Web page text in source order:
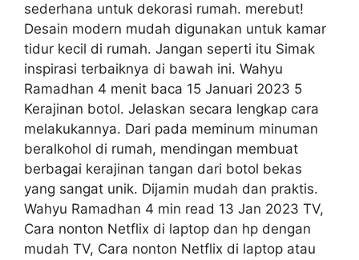
sederhana untuk dekorasi rumah. merebut!
Desain modern mudah digunakan untuk kamar
tidur kecil di rumah. Jangan seperti itu Simak
inspirasi terbaiknya di bawah ini. Wahyu
Ramadhan 4 menit baca 15 Januari 2023 5
Kerajinan botol. Jelaskan secara lengkap cara
melakukannya. Dari pada meminum minuman
beralkohol di rumah, mendingan membuat
berbagai kerajinan tangan dari botol bekas
yang sangat unik. Dijamin mudah dan praktis.
Wahyu Ramadhan 4 min read 13 Jan 2023 TV,
Cara nonton Netflix di laptop dan hp dengan
mudah TV, Cara nonton Netflix di laptop atau